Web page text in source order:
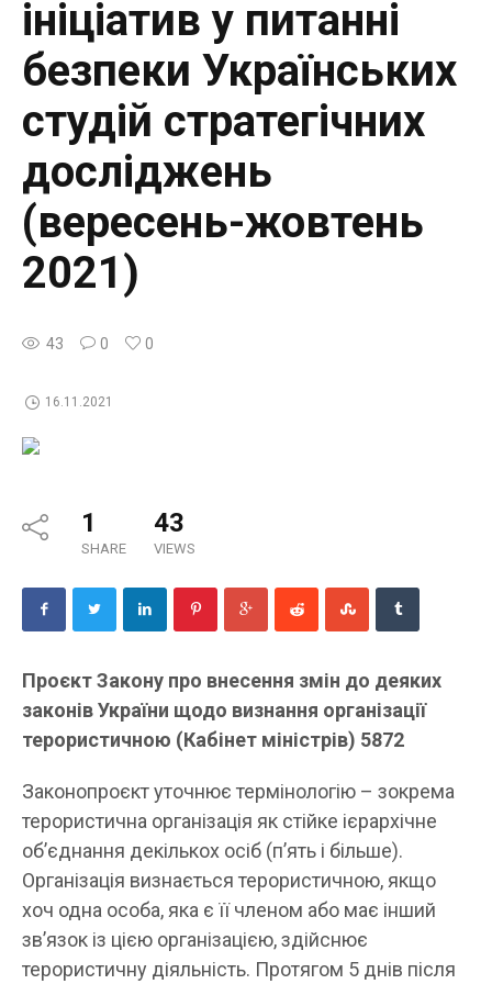
ініціатив у питанні
безпеки Українських
студій стратегічних
досліджень
(вересень-жовтень
2021)
43 0 0
16.11.2021
1
SHARE
43
VIEWS
Проєкт Закону про внесення змін до деяких
законів України щодо визнання організації
терористичною (Кабінет міністрів) 5872
Законопроєкт уточнює термінологію – зокрема
терористична організація як стійке ієрархічне
об’єднання декількох осіб (п’ять і більше).
Організація визнається терористичною, якщо
хоч одна особа, яка є її членом або має інший
звʼязок із цією організацією, здійснює
терористичну діяльність. Протягом 5 днів після